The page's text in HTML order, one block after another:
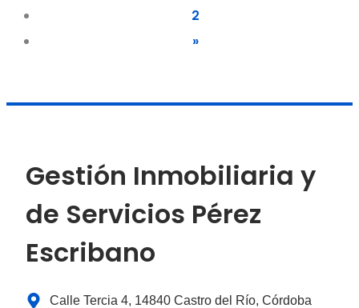
2
»
Gestión Inmobiliaria y
de Servicios Pérez
Escribano
Calle Tercia 4, 14840 Castro del Río, Córdoba